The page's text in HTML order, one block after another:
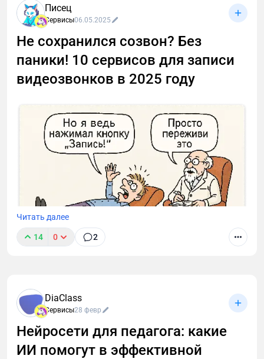
Писец
Сервисы06.05.2025
Не сохранился созвон? Без
паники! 10 сервисов для записи
видеозвонков в 2025 году
Здесь: скрытые фишки, лайфхаки для
бесплатников и инструкции «как быстро найти
кнопку записи и не облажаться с сохранением
созвона». Поехали разбираться, как записывать
звонки без стресса и превращать их в текст за пару
Читать далее
14 0 2
DiaClass
Сервисы28 февр
Нейросети для педагога: какие
ИИ помогут в эффективной